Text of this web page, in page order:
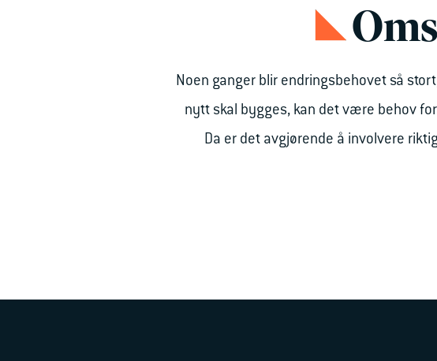
Noen ganger blir endringsbehovet så
nytt skal bygges, kan det være behov
Da er det avgjørende å involvere